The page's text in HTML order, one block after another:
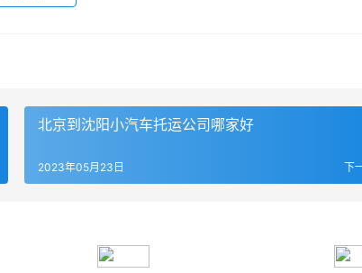
北京到沈阳小汽车托运公司哪家好
下
2023年05月23日